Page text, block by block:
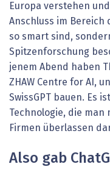
Europa verstehen
Anschluss im Bereich
so smart sind,
Spitzenforschung
jenem Abend haben
ZHAW Centre for AI,
SwissGPT bauen. Es
Technologie, die man
Firmen überlassen
Also gab